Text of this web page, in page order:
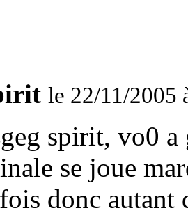
le 22/11/2005
spirit, vo0
se joue
donc